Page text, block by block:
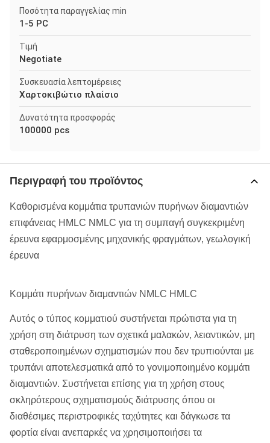
Ποσότητα παραγγελίας min
1-5 PC
Τιμή
Negotiate
Συσκευασία λεπτομέρειες
Χαρτοκιβώτιο πλαίσιο
Δυνατότητα προσφοράς
100000 pcs
Περιγραφή του προϊόντος
Καθορισμένα κομμάτια τρυπανιών πυρήνων διαμαντιών
επιφάνειας HMLC NMLC για τη συμπαγή συγκεκριμένη
έρευνα εφαρμοσμένης μηχανικής φραγμάτων, γεωλογική
έρευνα
Κομμάτι πυρήνων διαμαντιών NMLC HMLC
Αυτός ο τύπος κομματιού συστήνεται πρώτιστα για τη
χρήση στη διάτρυση των σχετικά μαλακών, λειαντικών, μη
σταθεροποιημένων σχηματισμών που δεν τρυπιούνται με
τρυπάνι αποτελεσματικά από το γονιμοποιημένο κομμάτι
διαμαντιών. Συστήνεται επίσης για τη χρήση στους
σκληρότερους σχηματισμούς διάτρυσης όπου οι
διαθέσιμες περιστροφικές ταχύτητες και δάγκωσε τα
φορτία είναι ανεπαρκές να χρησιμοποιήσει τα